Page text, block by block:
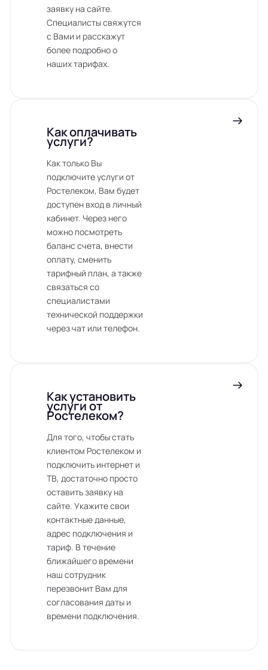
заявку на сайте.
Специалисты свяжутся
с Вами и расскажут
более подробно о
наших тарифах.
Как оплачивать
услуги?
Как только Вы
подключите услуги от
Ростелеком, Вам будет
доступен вход в личный
кабинет. Через него
можно посмотреть
баланс счета, внести
оплату, сменить
тарифный план, а также
связаться со
специалистами
технической поддержки
через чат или телефон.
Как установить
услуги от
Ростелеком?
Для того, чтобы стать
клиентом Ростелеком и
подключить интернет и
ТВ, достаточно просто
оставить заявку на
сайте. Укажите свои
контактные данные,
адрес подключения и
тариф. В течение
ближайшего времени
наш сотрудник
перезвонит Вам для
согласования даты и
времени подключения.